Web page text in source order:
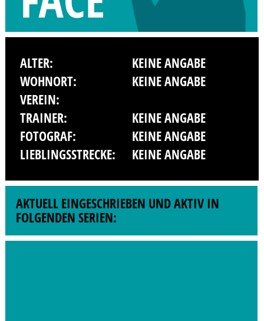
ALTER:
KEINE ANGABE
WOHNORT:
KEINE ANGABE
VEREIN:
TRAINER:
KEINE ANGABE
FOTOGRAF:
KEINE ANGABE
LIEBLINGSSTRECKE:
KEINE ANGABE
AKTUELL EINGESCHRIEBEN UND AKTIV IN
FOLGENDEN SERIEN: